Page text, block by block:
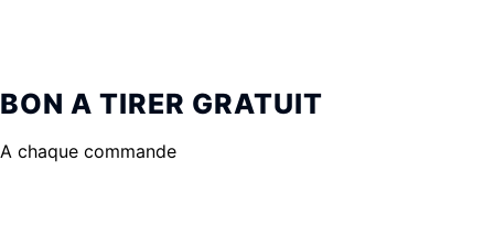
BON A TIRER GRATUIT
A chaque commande